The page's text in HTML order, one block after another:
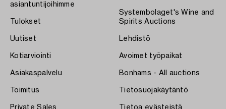
asiantuntijoihimme
Tulokset
Uutiset
Kotiarviointi
Asiakaspalvelu
Toimitus
Private Sales
Systembolaget's Wine and
Spirits Auctions
Lehdistö
Avoimet työpaikat
Bonhams - All auctions
Tietosuojakäytäntö
Tietoa evästeistä